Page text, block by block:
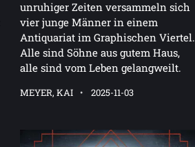
unruhiger Zeiten versammeln sich
vier junge Männer in einem
Antiquariat im Graphischen Viertel.
Alle sind Söhne aus gutem Haus,
alle sind vom Leben gelangweilt.
MEYER, KAI 2025-11-03